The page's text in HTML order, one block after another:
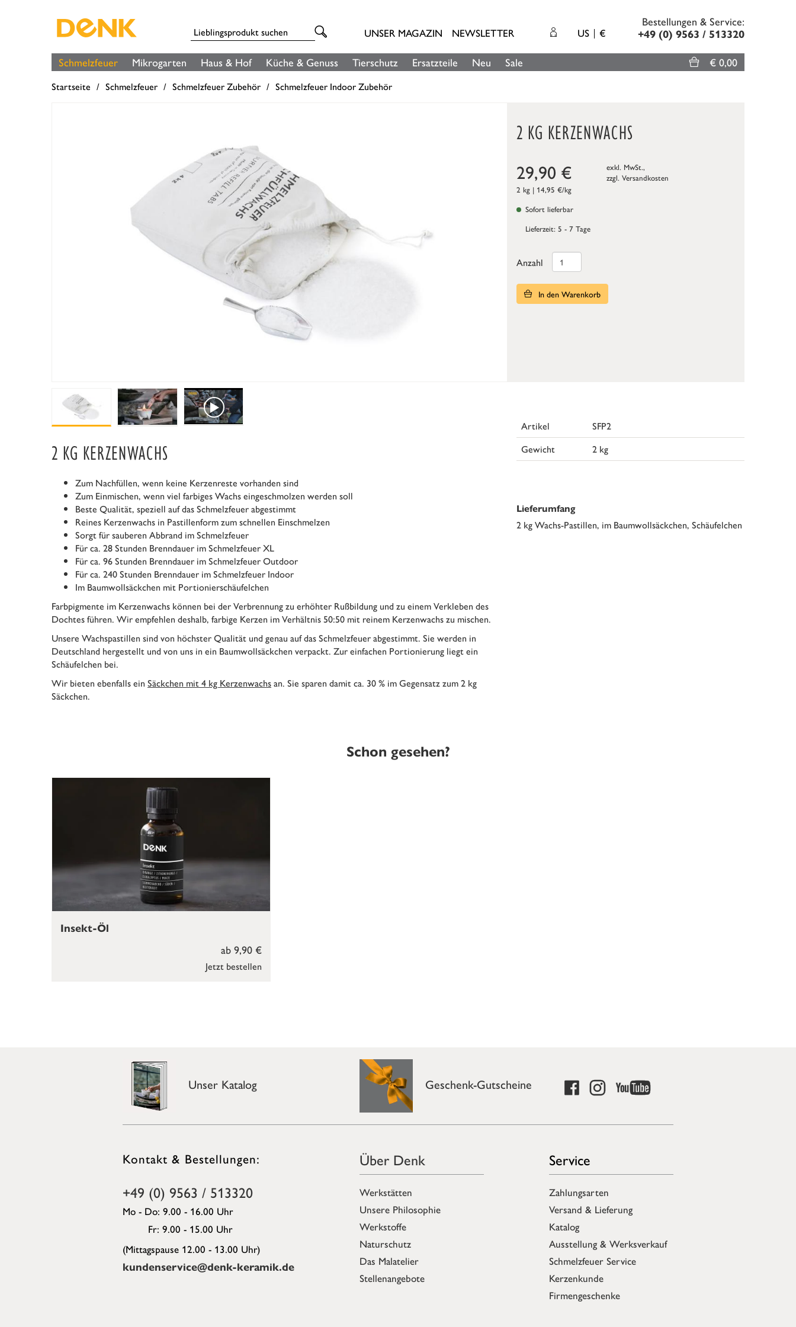
UNSER MAGAZIN NEWSLETTER US €
Bestellungen & Service:
+49 (0) 9563 / 513320
Schmelzfeuer Mikrogarten Haus & Hof Küche & Genuss Tierschutz Ersatzteile Neu Sale € 0,00
Startseite Schmelzfeuer Schmelzfeuer Zubehör Schmelzfeuer Indoor Zubehör
2 KG KERZENWACHS
29,90 €
exkl. MwSt.,
zzgl. Versandkosten
2 kg | 14,95 €/kg
Sofort lieferbar
Lieferzeit: 5 - 7 Tage
Anzahl
In den Warenkorb
2 KG KERZENWACHS
Zum Nachfüllen, wenn keine Kerzenreste vorhanden sind
Zum Einmischen, wenn viel farbiges Wachs eingeschmolzen werden soll
Beste Qualität, speziell auf das Schmelzfeuer abgestimmt
Reines Kerzenwachs in Pastillenform zum schnellen Einschmelzen
Sorgt für sauberen Abbrand im Schmelzfeuer
Für ca. 28 Stunden Brenndauer im Schmelzfeuer XL
Für ca. 96 Stunden Brenndauer im Schmelzfeuer Outdoor
Für ca. 240 Stunden Brenndauer im Schmelzfeuer Indoor
Im Baumwollsäckchen mit Portionierschäufelchen
Farbpigmente im Kerzenwachs können bei der Verbrennung zu erhöhter Rußbildung und zu einem Verkleben des
Dochtes führen. Wir empfehlen deshalb, farbige Kerzen im Verhältnis 50:50 mit reinem Kerzenwachs zu mischen.
Unsere Wachspastillen sind von höchster Qualität und genau auf das Schmelzfeuer abgestimmt. Sie werden in
Deutschland hergestellt und von uns in ein Baumwollsäckchen verpackt. Zur einfachen Portionierung liegt ein
Schäufelchen bei.
Wir bieten ebenfalls ein Säckchen mit 4 kg Kerzenwachsan. Sie sparen damit ca. 30 % im Gegensatz zum 2 kg
Säckchen.
Artikel
SFP2
Gewicht
2 kg
Lieferumfang
2 kg Wachs-Pastillen, im Baumwollsäckchen, Schäufelchen
Schon gesehen?
Jetzt bestellen
ab 9,90 €
Insekt-Öl
Unser Katalog Geschenk-Gutscheine
Kontakt & Bestellungen:
+49 (0) 9563 / 513320
Mo - Do: 9.00 - 16.00 Uhr
Fr: 9.00 - 15.00 Uhr
(Mittagspause 12.00 - 13.00 Uhr)
kundenservice@denk-keramik.de
Über Denk
Werkstätten
Unsere Philosophie
Werkstoffe
Naturschutz
Das Malatelier
Stellenangebote
Service
Zahlungsarten
Versand & Lieferung
Katalog
Ausstellung & Werksverkauf
Schmelzfeuer Service
Kerzenkunde
Firmengeschenke